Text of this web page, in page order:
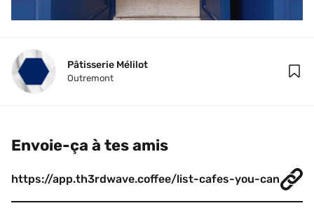
Pâtisserie Mélilot
Outremont
Envoie-ça à tes amis